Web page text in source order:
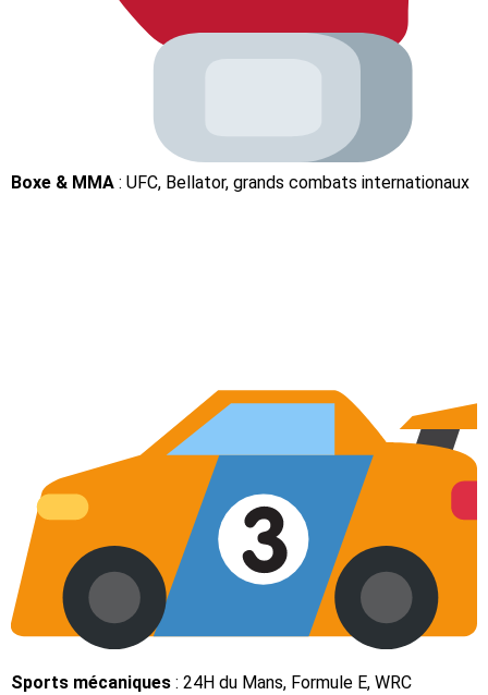
Boxe & MMA : UFC, Bellator, grands combats internationaux
Sports mécaniques : 24H du Mans, Formule E, WRC